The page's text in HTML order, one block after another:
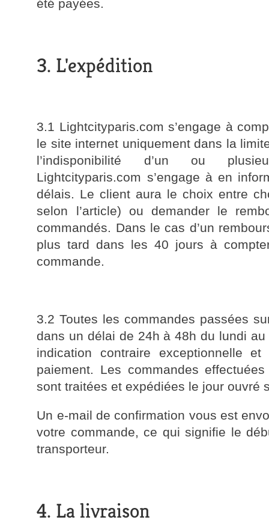
été payées.
3. L'expédition
3.1 Lightcityparis.com s’engage à
le site internet uniquement dans la
l’indisponibilité d’un ou
Lightcityparis.com s’engage à en
délais. Le client aura le choix entre
selon l’article) ou demander le
commandés. Dans le cas d’un
plus tard dans les 40 jours à
commande.
3.2 Toutes les commandes passées
dans un délai de 24h à 48h du lundi
indication contraire exceptionnelle
paiement. Les commandes
sont traitées et expédiées le jour ouvré
Un e-mail de confirmation vous est
votre commande, ce qui signifie le
transporteur.
4. La livraison